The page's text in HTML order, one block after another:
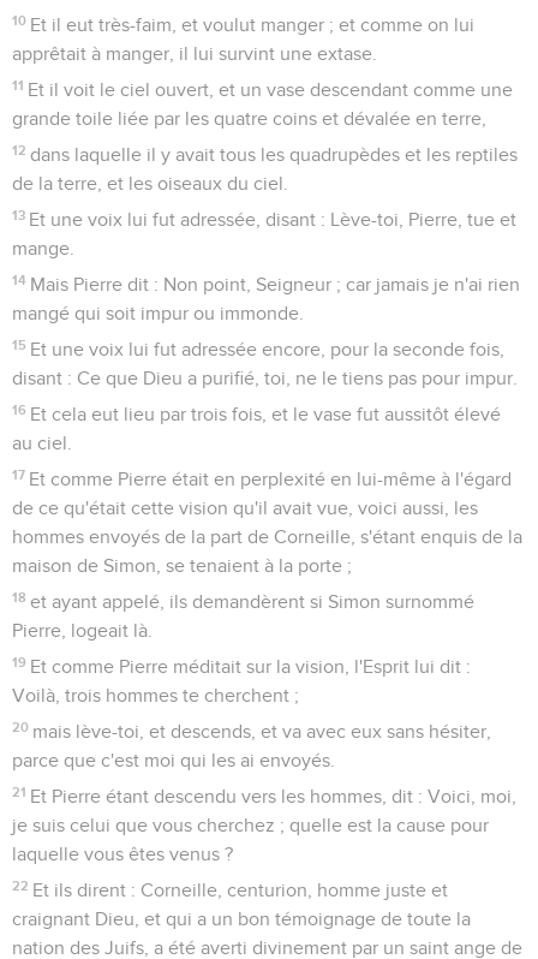
10 Et il eut très-faim, et voulut manger ; et comme on lui
apprêtait à manger, il lui survint une extase.
11 Et il voit le ciel ouvert, et un vase descendant comme une
grande toile liée par les quatre coins et dévalée en terre,
12 dans laquelle il y avait tous les quadrupèdes et les reptiles
de la terre, et les oiseaux du ciel.
13 Et une voix lui fut adressée, disant : Lève-toi, Pierre, tue et
mange.
14 Mais Pierre dit : Non point, Seigneur ; car jamais je n'ai rien
mangé qui soit impur ou immonde.
15 Et une voix lui fut adressée encore, pour la seconde fois,
disant : Ce que Dieu a purifié, toi, ne le tiens pas pour impur.
16 Et cela eut lieu par trois fois, et le vase fut aussitôt élevé
au ciel.
17 Et comme Pierre était en perplexité en lui-même à l'égard
de ce qu'était cette vision qu'il avait vue, voici aussi, les
hommes envoyés de la part de Corneille, s'étant enquis de la
maison de Simon, se tenaient à la porte ;
18 et ayant appelé, ils demandèrent si Simon surnommé
Pierre, logeait là.
19 Et comme Pierre méditait sur la vision, l'Esprit lui dit :
Voilà, trois hommes te cherchent ;
20 mais lève-toi, et descends, et va avec eux sans hésiter,
parce que c'est moi qui les ai envoyés.
21 Et Pierre étant descendu vers les hommes, dit : Voici, moi,
je suis celui que vous cherchez ; quelle est la cause pour
laquelle vous êtes venus ?
22 Et ils dirent : Corneille, centurion, homme juste et
craignant Dieu, et qui a un bon témoignage de toute la
nation des Juifs, a été averti divinement par un saint ange de